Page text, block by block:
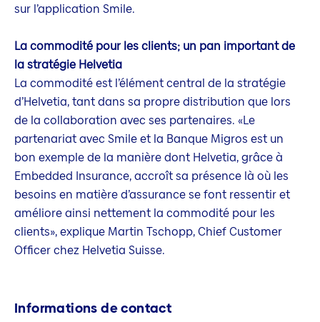
sur l’application Smile.
La commodité pour les clients; un pan important de
la stratégie Helvetia
La commodité est l’élément central de la stratégie
d’Helvetia, tant dans sa propre distribution que lors
de la collaboration avec ses partenaires. «Le
partenariat avec Smile et la Banque Migros est un
bon exemple de la manière dont Helvetia, grâce à
Embedded Insurance, accroît sa présence là où les
besoins en matière d’assurance se font ressentir et
améliore ainsi nettement la commodité pour les
clients», explique Martin Tschopp, Chief Customer
Officer chez Helvetia Suisse.
Informations de contact